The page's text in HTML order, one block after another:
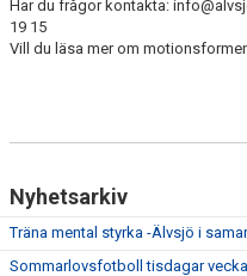
Har du frågor kontakta:
19 15
Vill du läsa mer om
Nyhetsarkiv
Träna mental styrka -Älvsjö i
Sommarlovsfotboll tisdagar